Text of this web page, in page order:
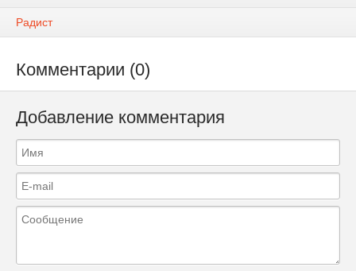
Радист
Комментарии (0)
Добавление комментария